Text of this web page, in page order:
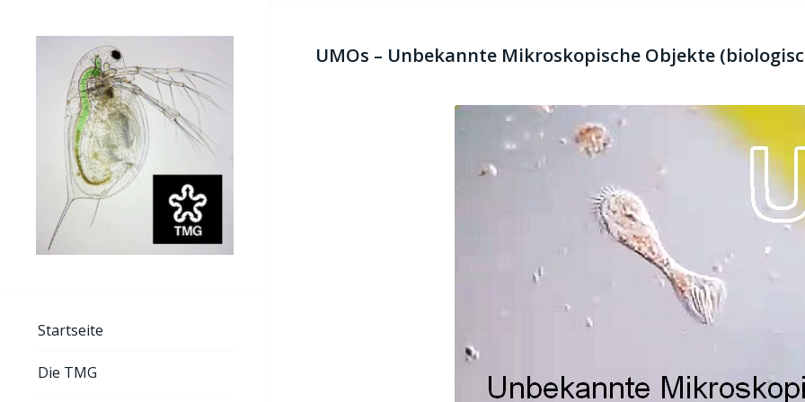
Startseite
Die TMG
UMOs – Unbekannte Mikroskopische Objekte